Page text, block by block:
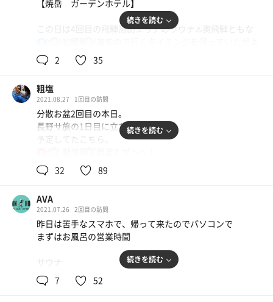
【焼岳 ガーデンホテル】
この日は4回目の飛騨高山エリアのサウナ♨️奥飛騨ともな
うやく行けましたん😆👏何度もおすすめされててどうして
も行きたかったのです。この日は三連休スタートの13時着
15時まで。
到着するなり、チョウザメさんがお出迎え😊これ….何故
だw今にもいい卵出しそうにお腹が膨れてる🤤🤤さるぼぼ
さんと電車もありましたー！！きっと何かの記念でしょう
😢
ーーーーー
【お風呂】
何ですか！ここは脱衣所から見える景色が「早く来
子も洗う用の椅子も石だしなんか豪華✨早く露天エリアに
行きたい気持ちをぐっと堪えてサウナ室を探す。
【サウナ】
続きを読む
2 35
粗塩
2021.08.27 1回目の訪問
分散お盆2回目の本日。
長野サ旅の1日目に立ち寄りを
予定してたこちら。
の前に、彼の者さんサ活で知った
でお馴染みの、ほぼ丹生川寄りにある
【くりの木】の【カツびょうきライス】
まじで完食した事を褒めて欲しい。
ここのおっかさんがね、また最高なの！
ある意味、まじパワスポ！
ハッピーに溢れてる！
続きを読む
32 89
AVA
2021.07.26 2回目の訪問
昨日は苦手なスマホで、帰って来たのでパソコンで
まずはお風呂の営業時間
サウナ
正午より22時まで
朝はサウナはありません
続きを読む
7 52